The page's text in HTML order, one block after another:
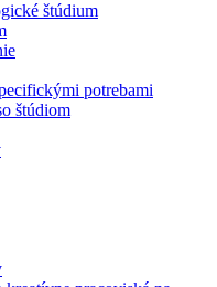
štúdium
potrebami
štúdiom